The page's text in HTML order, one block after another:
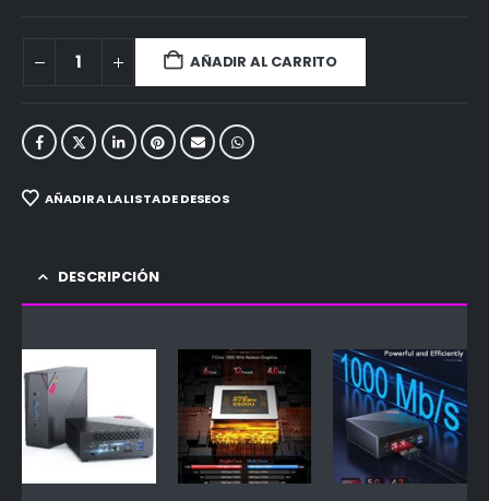
AÑADIR AL CARRITO
AÑADIR A LA LISTA DE DESEOS
DESCRIPCIÓN